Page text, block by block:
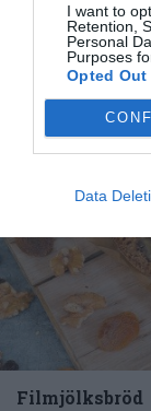
I want to
Retention,
Personal
Purposes
Opted Out
Data
Tillbehör
Filmjölksbröd
RECEPT